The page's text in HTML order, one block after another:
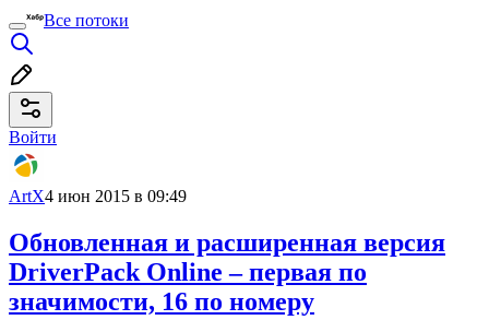
Все потоки
Войти
ArtX4 июн 2015 в 09:49
Обновленная и расширенная версия
DriverPack Online – первая по
значимости, 16 по номеру